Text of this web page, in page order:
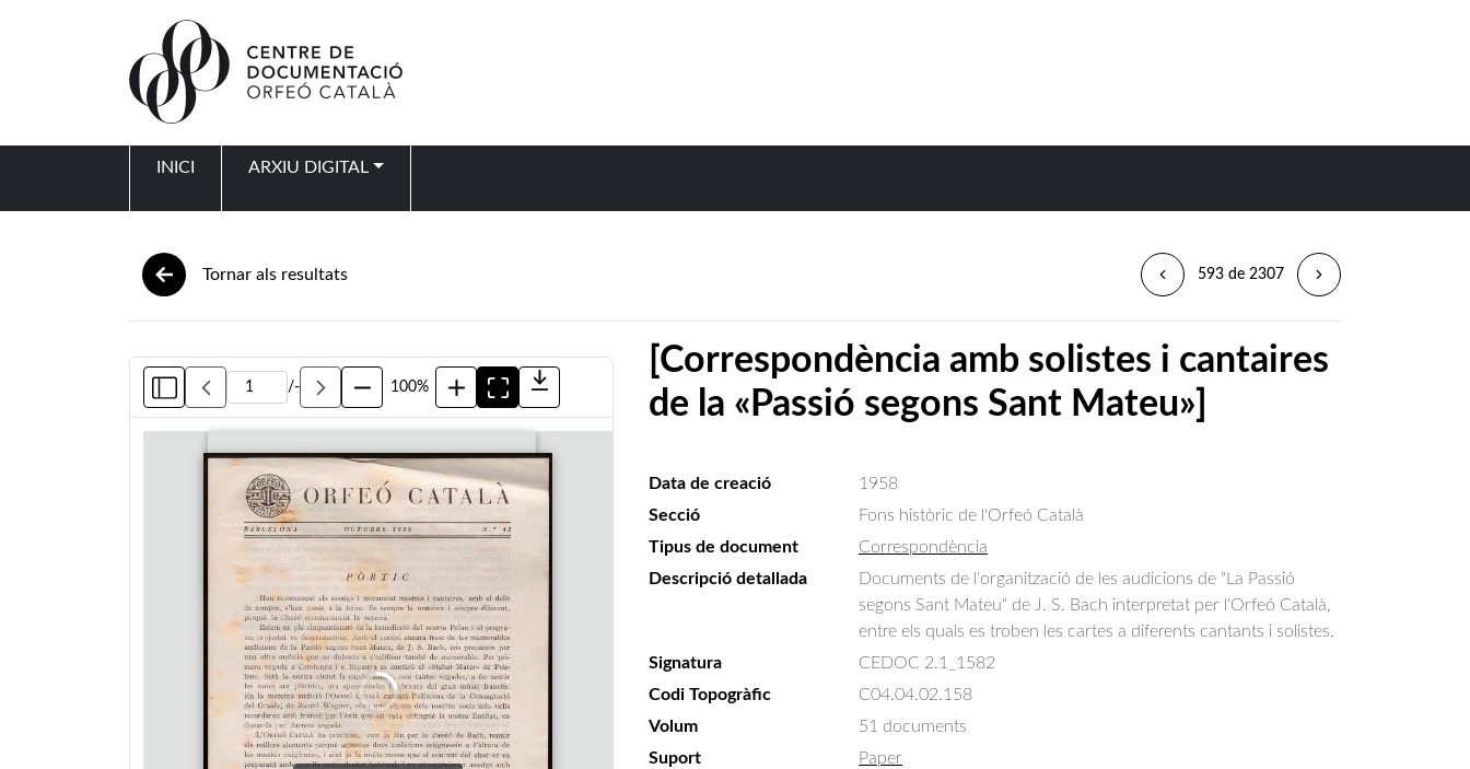
INICI ARXIU DIGITAL
Tornar als resultats 593 de 2307
/- 100%
[Correspondència amb solistes i cantaires
de la «Passió segons Sant Mateu»]
Data de creació
1958
Secció
Fons històric de l'Orfeó Català
Tipus de document
Correspondència
Descripció detallada
Documents de l'organització de les audicions de "La Passió
segons Sant Mateu" de J. S. Bach interpretat per l'Orfeó Català,
entre els quals es troben les cartes a diferents cantants i solistes.
Signatura
CEDOC 2.1_1582
Codi Topogràfic
C04.04.02.158
Volum
51 documents
Suport
Paper